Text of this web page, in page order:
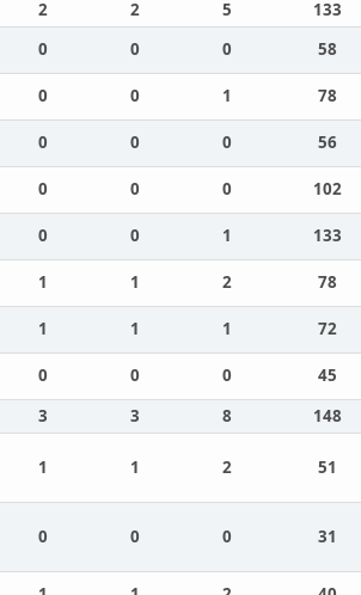
2 2 5
133
0 0 0
58
0 0 1
78
0 0 0
56
0 0 0
102
0 0 1
133
1 1 2
78
1 1 1
72
0 0 0
45
3 3 8 148
1 1 2 51
0 0 0 31